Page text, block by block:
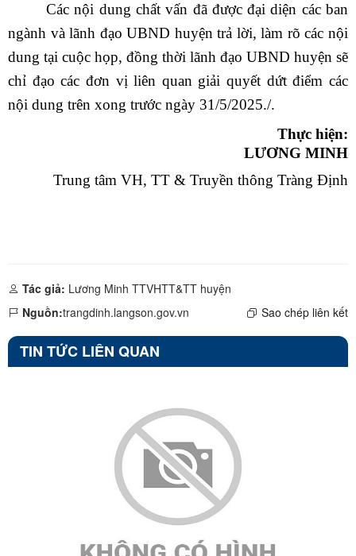
Các nội dung chất vấn đãđược đại diện các ban
ngành và lãnh đạo UBND huyện trả lời, làm rõ các nội
dung tại cuộc họp, đồng thời lãnh đạo UBND huyện sẽ
chỉ đạo các đơn vị liên quan giải quyết dứt điểm các
nội dung trên xong trước ngày 31/5/2025./.
Thực hiện:
LƯƠNG MINH
Trung tâm VH, TT & Truyền thông Tràng Định
Tác giả: Lương Minh TTVHTT&TT huyện
Nguồn:trangdinh.langson.gov.vn Sao chép liên kết
TIN TỨC LIÊN QUAN